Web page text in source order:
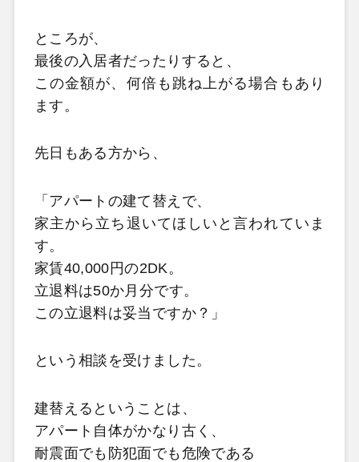
ところが、
最後の入居者だったりすると、
この金額が、何倍も跳ね上がる場合もあり
ます。
先日もある方から、
「アパートの建て替えで、
家主から立ち退いてほしいと言われていま
す。
家賃40,000円の2DK。
立退料は50か月分です。
この立退料は妥当ですか？」
という相談を受けました。
建替えるということは、
アパート自体がかなり古く、
耐震面でも防犯面でも危険である